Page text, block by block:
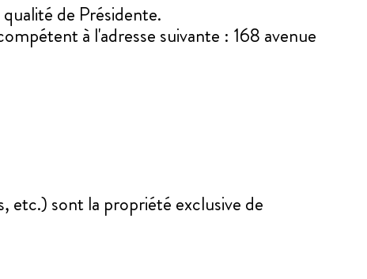
de Présidente.
à l'adresse suivante : 168 avenue
etc.) sont la propriété exclusive de